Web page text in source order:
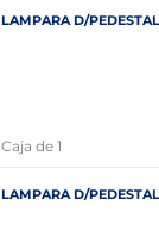
LAMPARA D/
Caja de 1
LAMPARA D/